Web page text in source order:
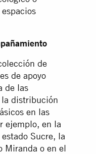
de
de apoyo
de las
la distribución
en las
ejemplo, en la
Sucre, la
Miranda o en el